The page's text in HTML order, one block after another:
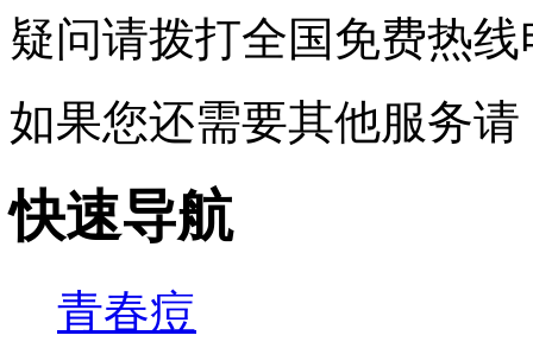
疑问请拨打全国免费热线
如果您还需要其他服务
快速导航
青春痘